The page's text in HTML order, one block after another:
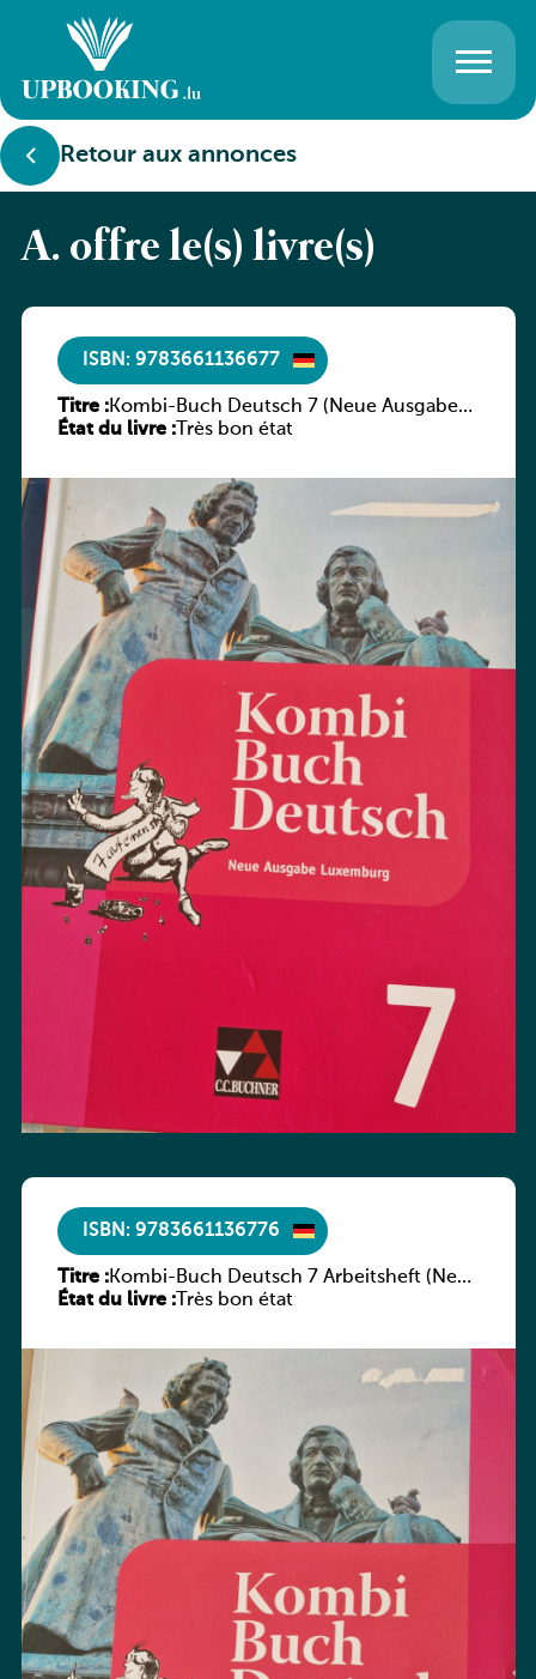
Retour aux annonces
A. offre le(s) livre(s)
ISBN: 9783661136677
Titre :Kombi-Buch Deutsch 7 (Neue Ausgabe
Luxemburg)
État du livre :Très bon état
ISBN: 9783661136776
Titre :Kombi-Buch Deutsch 7 Arbeitsheft (Neue
Ausgabe Luxemburg)
État du livre :Très bon état